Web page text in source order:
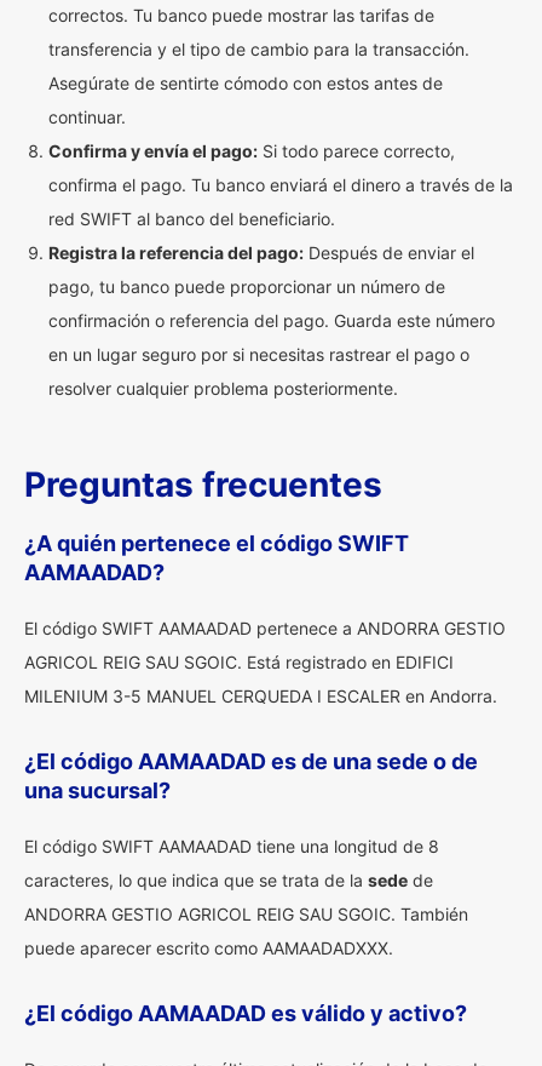
correctos. Tu banco puede mostrar las tarifas de
transferencia y el tipo de cambio para la transacción.
Asegúrate de sentirte cómodo con estos antes de
continuar.
Confirma y envía el pago: Si todo parece correcto,
confirma el pago. Tu banco enviará el dinero a través de la
red SWIFT al banco del beneficiario.
Registra la referencia del pago: Después de enviar el
pago, tu banco puede proporcionar un número de
confirmación o referencia del pago. Guarda este número
en un lugar seguro por si necesitas rastrear el pago o
resolver cualquier problema posteriormente.
Preguntas frecuentes
¿A quién pertenece el código SWIFT
AAMAADAD?
El código SWIFT AAMAADAD pertenece a ANDORRA GESTIO
AGRICOL REIG SAU SGOIC. Está registrado en EDIFICI
MILENIUM 3-5 MANUEL CERQUEDA I ESCALER en Andorra.
¿El código AAMAADAD es de una sede o de
una sucursal?
El código SWIFT AAMAADAD tiene una longitud de 8
caracteres, lo que indica que se trata de la sede de
ANDORRA GESTIO AGRICOL REIG SAU SGOIC. También
puede aparecer escrito como AAMAADADXXX.
¿El código AAMAADAD es válido y activo?